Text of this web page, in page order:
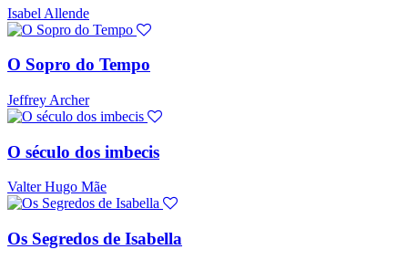
Isabel Allende
O Sopro do Tempo
Jeffrey Archer
O século dos imbecis
Valter Hugo Mãe
Os Segredos de Isabella